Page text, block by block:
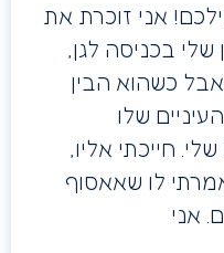
אני זוכרת את
בכניסה לגן,
כשהוא הבין
שלו
חייכתי אליו,
לו שאאסוף
אני